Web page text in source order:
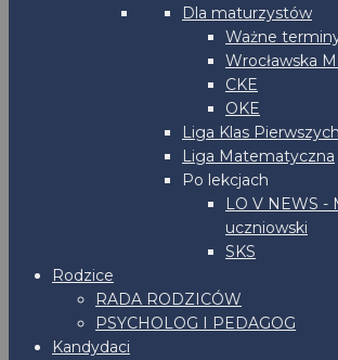
Dla maturzystów
Ważne
Wrocławska
CKE
OKE
Liga Klas Pierwszych
Liga Matematyczna
Po lekcjach
LO V NEWS -
uczniowski
SKS
Rodzice
RADA RODZICÓW
PSYCHOLOG I PEDAGOG
Kandydaci